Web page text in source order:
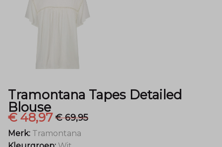
Tramontana Tapes Detailed
Blouse
€ 48,97€ 69,95
Merk: Tramontana